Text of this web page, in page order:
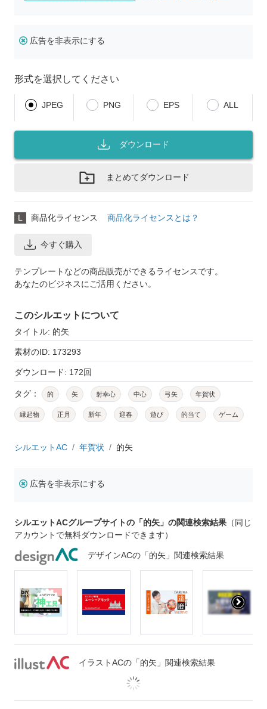
広告を非表示にする
形式を選択してください
JPEG PNG EPS ALL
ダウンロード
まとめてダウンロード
L 商品化ライセンス 商品化ライセンスとは？
今すぐ購入
テンプレートなどの商品販売ができるライセンスです。
あなたのビジネスにご活用ください。
このシルエットについて
タイトル: 的矢
素材のID: 173293
ダウンロード: 172回
タグ： 的 矢 射幸心 中心 弓矢 年賀状
縁起物 正月 新年 迎春 遊び 的当て ゲーム
シルエットAC 年賀状 的矢
広告を非表示にする
シルエットACグループサイトの「的矢」の関連検索結果 （同じ
アカウントで無料ダウンロードできます）
デザインACの「的矢」関連検索結果
イラストACの「的矢」関連検索結果